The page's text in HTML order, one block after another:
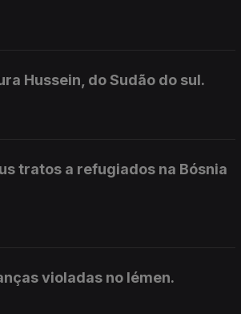
Hussein, do Sudão do sul.
tratos a refugiados na Bósnia
violadas no Iémen.